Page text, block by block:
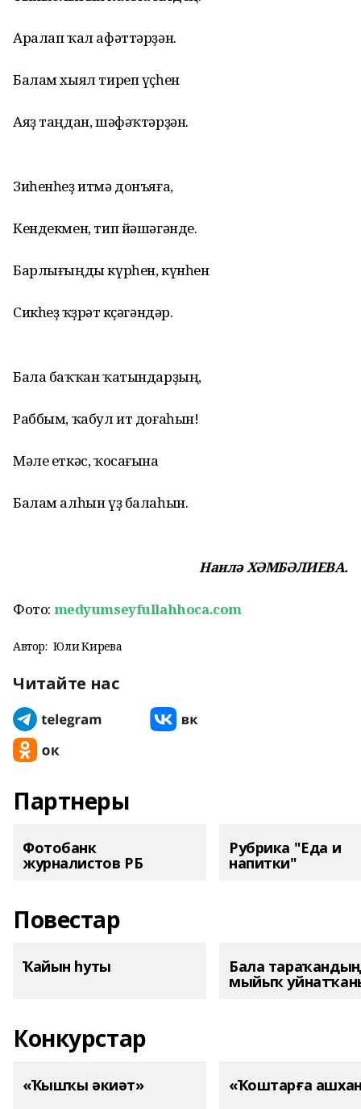
Аралап ҡал афәттәрҙән.
Балам хыял тиреп үҫһен
Аяҙ таңдан, шәфәҡтәрҙән.
Зиһенһеҙ итмә донъяға,
Кендекмен, тип йәшәгәнде.
Барлығыңды күрһен, күнһен
Сикһеҙ ҡөҙрәт көҫәгәндәр.
Бала баҡҡан ҡатындарҙың,
Раббым, ҡабул ит доғаһын!
Мәле еткәс, ҡосағына
Балам алһын үҙ балаһын.
Наилә ХӘМБӘЛИЕВА.
Фото: medyumseyfullahhoca.com
Автор: Юлиә Кирәева
Читайте нас
Партнеры
Фотобанк
журналистов РБ
Рубрика "Еда и
напитки"
Повестар
Ҡайын һуты Бала тараҡандың
мыйыҡ
Конкурстар
«Ҡышҡы әкиәт» «Ҡоштарға